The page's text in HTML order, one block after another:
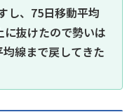
し、75日移動平均
抜けたので勢いは
線まで戻してきた